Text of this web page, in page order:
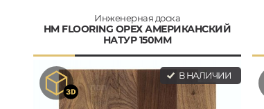
Инженерная доска
HM FLOORING ОРЕХ АМЕРИКАНСКИЙ
НАТУР 150ММ
В НАЛИЧИИ